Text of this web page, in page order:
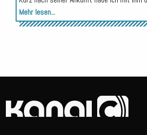
Mehr lesen...